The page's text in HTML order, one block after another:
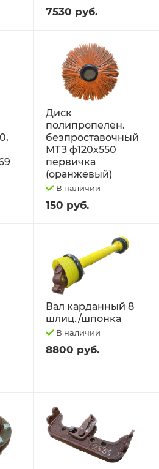
7530 руб.
Диск
полипропелен.
безпроставочный
МТЗ ф120х550
первичка
(оранжевый)
В наличии
150 руб.
Вал карданный 8
шлиц./шпонка
В наличии
8800 руб.